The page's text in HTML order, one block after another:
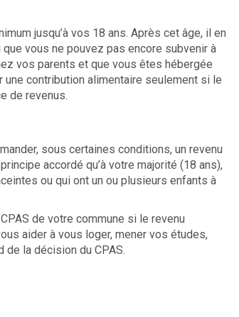
jusqu’à vos 18 ans. Après cet âge, il en
vous ne pouvez pas encore subvenir à
vos parents et que vous êtes hébergée
contribution alimentaire seulement si le
de revenus.
sous certaines conditions, un revenu
accordé qu’à votre majorité (18 ans),
ou qui ont un ou plusieurs enfants à
de votre commune si le revenu
aider à vous loger, mener vos études,
de la décision du CPAS.